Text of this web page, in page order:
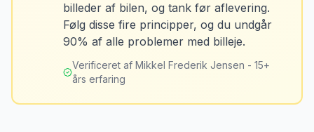
Tag billeder af ALLE ridser, buler og
skader - selv de mindste. Tag også
billeder af kilometerstanden og
brændstofmåleren.
billeder af bilen, og tank før aflevering.
Følg disse fire principper, og du undgår
90% af alle problemer med billeje.
Verificeret af Mikkel Frederik Jensen - 15+
års erfaring